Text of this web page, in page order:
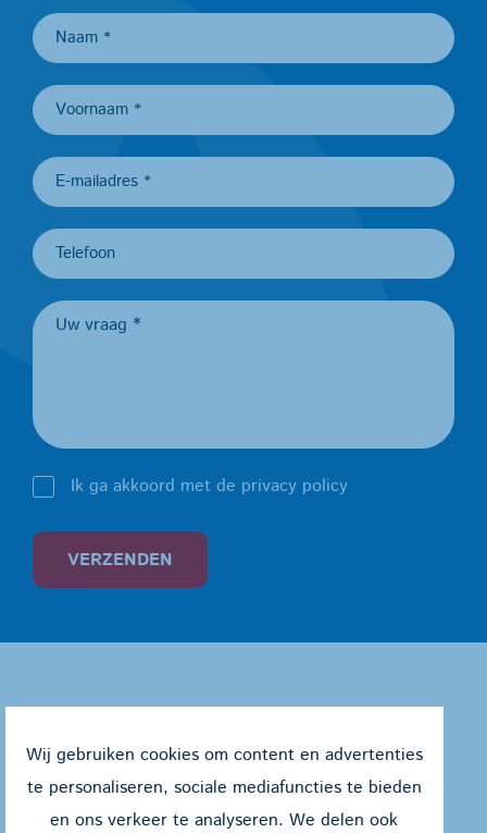
Ik ga akkoord met de privacy policy
VERZENDEN
Wij gebruiken cookies om content en advertenties
te personaliseren, sociale mediafuncties te bieden
en ons verkeer te analyseren. We delen ook